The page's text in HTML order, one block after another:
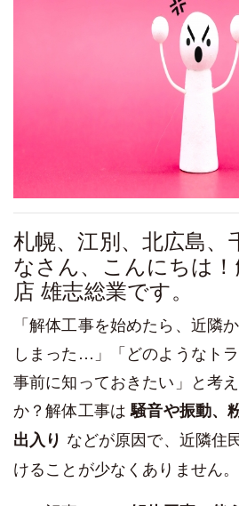
札幌、江別、北広島、
なさん、こんにちは
店 雄志総業です。
「解体工事を始めたら、近隣
しまった…」「どのようなトラ
事前に知っておきたい」と考
か？解体工事は騒音や振動、
出入り などが原因で、近隣住
けることが少なくありません。